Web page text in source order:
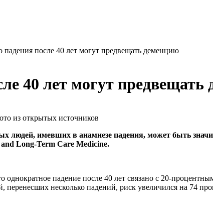
падения после 40 лет могут предвещать деменцию
40 лет могут
из открытых источников
людей, имевших в анамнезе падения, может быть
Long-Term Care Medicine.
падение после 40 лет связано с 20-
несколько падений, риск увеличился на 74